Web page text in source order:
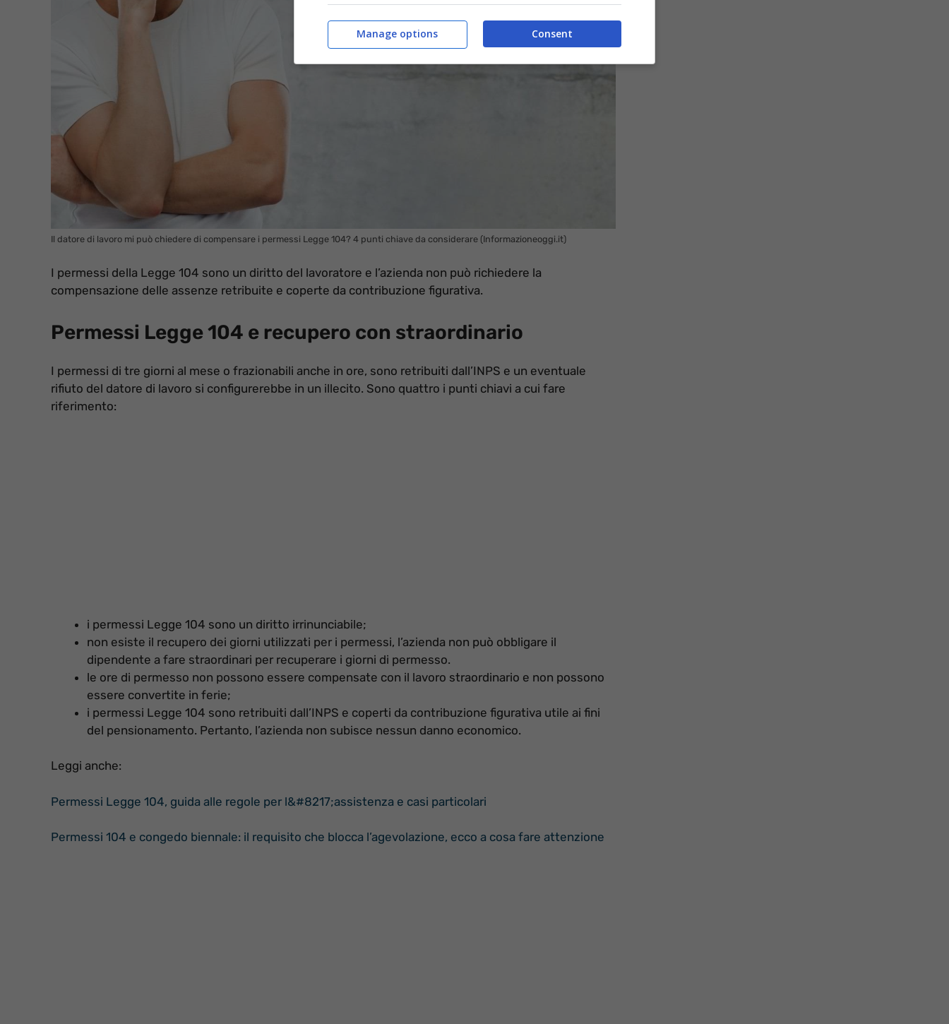
Il datore di lavoro mi può chiedere di compensare i permessi Legge 104? 4 punti chiave da considerare (Informazioneoggi.it)
I permessi della Legge 104 sono un diritto del lavoratore e l’azienda non può richiedere la
compensazione delle assenze retribuite e coperte da contribuzione figurativa.
Permessi Legge 104 e recupero con straordinario
I permessi di tre giorni al mese o frazionabili anche in ore, sono retribuiti dall’INPS e un eventuale
rifiuto del datore di lavoro si configurerebbe in un illecito. Sono quattro i punti chiavi a cui fare
riferimento:
i permessi Legge 104 sono un diritto irrinunciabile;
non esiste il recupero dei giorni utilizzati per i permessi, l’azienda non può obbligare il
dipendente a fare straordinari per recuperare i giorni di permesso.
le ore di permesso non possono essere compensate con il lavoro straordinario e non possono
essere convertite in ferie;
i permessi Legge 104 sono retribuiti dall’INPS e coperti da contribuzione figurativa utile ai fini
del pensionamento. Pertanto, l’azienda non subisce nessun danno economico.
Leggi anche:
Permessi Legge 104, guida alle regole per l&#8217;assistenza e casi particolari
Permessi 104 e congedo biennale: il requisito che blocca l’agevolazione, ecco a cosa fare attenzione
Consent
Manage options